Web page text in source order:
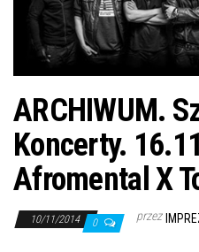
ARCHIWUM.
Koncerty.
Afromental X
10/11/2014 0 przez